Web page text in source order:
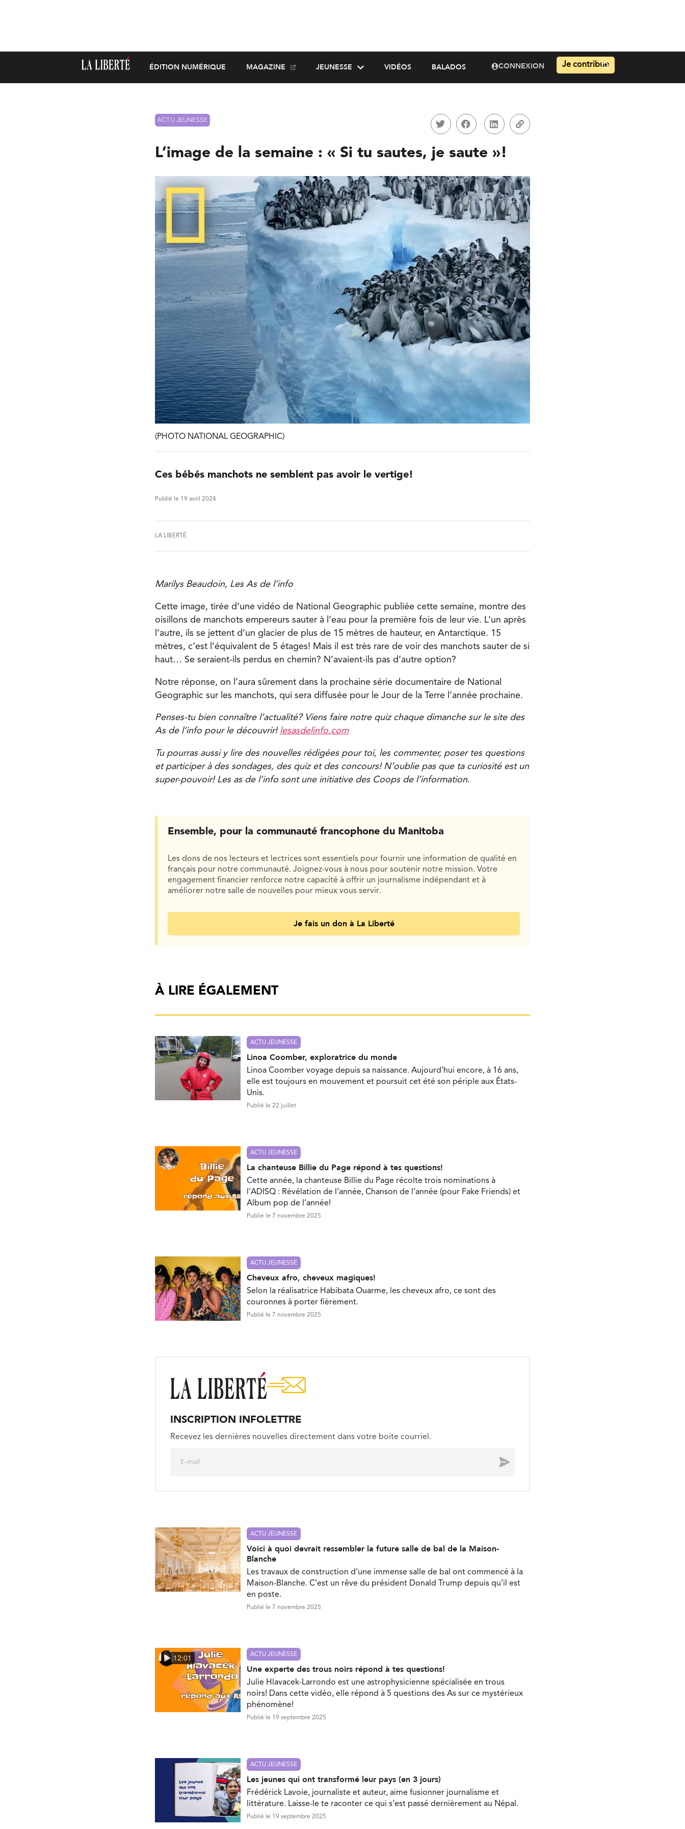
ÉDITION NUMÉRIQUE MAGAZINE JEUNESSE VIDÉOS BALADOS CONNEXION Je contribue
ACTU JEUNESSE
L’image de la semaine : « Si tu sautes, je saute »!
(PHOTO NATIONAL GEOGRAPHIC)
Ces bébés manchots ne semblent pas avoir le vertige!
Publié le 19 avril 2024
LA LIBERTÉ
Marilys Beaudoin, Les As de l’info
Cette image, tirée d’une vidéo de National Geographic publiée cette semaine, montre des
oisillons de manchots empereurs sauter à l’eau pour la première fois de leur vie. L’un après
l’autre, ils se jettent d’un glacier de plus de 15 mètres de hauteur, en Antarctique. 15
mètres, c’est l’équivalent de 5 étages! Mais il est très rare de voir des manchots sauter de si
haut… Se seraient-ils perdus en chemin? N’avaient-ils pas d’autre option?
Notre réponse, on l’aura sûrement dans la prochaine série documentaire de National
Geographic sur les manchots, qui sera diffusée pour le Jour de la Terre l’année prochaine.
Penses-tu bien connaître l’actualité? Viens faire notre quiz chaque dimanche sur le site des
As de l’info pour le découvrir! lesasdelinfo.com
Tu pourras aussi y lire des nouvelles rédigées pour toi, les commenter, poser tes questions
et participer à des sondages, des quiz et des concours! N’oublie pas que ta curiosité est un
super-pouvoir! Les as de l’info sont une initiative des Coops de l’information.
Ensemble, pour la communauté francophone du Manitoba
Les dons de nos lecteurs et lectrices sont essentiels pour fournir une information de qualité en
français pour notre communauté. Joignez-vous à nous pour soutenir notre mission. Votre
engagement financier renforce notre capacité à offrir un journalisme indépendant et à
améliorer notre salle de nouvelles pour mieux vous servir.
Je fais un don à La Liberté
À LIRE ÉGALEMENT
ACTU JEUNESSE
Linoa Coomber, exploratrice du monde
Linoa Coomber voyage depuis sa naissance. Aujourd’hui encore, à 16 ans,
elle est toujours en mouvement et poursuit cet été son périple aux États-
Unis.
Publié le 22 juillet
ACTU JEUNESSE
La chanteuse Billie du Page répond à tes questions!
Cette année, la chanteuse Billie du Page récolte trois nominations à
l’ADISQ : Révélation de l’année, Chanson de l’année (pour Fake Friends) et
Album pop de l’année!
Publié le 7 novembre 2025
ACTU JEUNESSE
Cheveux afro, cheveux magiques!
Selon la réalisatrice Habibata Ouarme, les cheveux afro, ce sont des
couronnes à porter fièrement.
Publié le 7 novembre 2025
INSCRIPTION INFOLETTRE
Recevez les dernières nouvelles directement dans votre boite courriel.
Envoyer
ACTU JEUNESSE
Voici à quoi devrait ressembler la future salle de bal de la Maison-
Blanche
Les travaux de construction d’une immense salle de bal ont commencé à la
Maison-Blanche. C’est un rêve du président Donald Trump depuis qu’il est
en poste.
Publié le 7 novembre 2025
12:01
ACTU JEUNESSE
Une experte des trous noirs répond à tes questions!
Julie Hlavacek-Larrondo est une astrophysicienne spécialisée en trous
noirs! Dans cette vidéo, elle répond à 5 questions des As sur ce mystérieux
phénomène!
Publié le 19 septembre 2025
ACTU JEUNESSE
Les jeunes qui ont transformé leur pays (en 3 jours)
Frédérick Lavoie, journaliste et auteur, aime fusionner journalisme et
littérature. Laisse-le te raconter ce qui s’est passé dernièrement au Népal.
Publié le 19 septembre 2025